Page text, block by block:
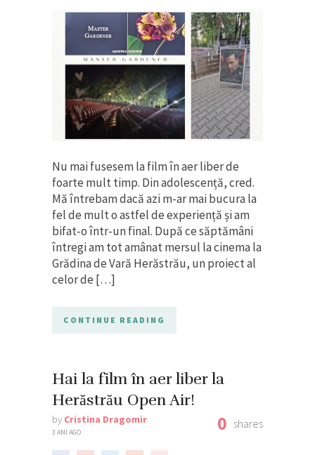
Nu mai fusesem la film în aer liber de
foarte mult timp. Din adolescență, cred.
Mă întrebam dacă azi m-ar mai bucura la
fel de mult o astfel de experiență și am
bifat-o într-un final. După ce săptămâni
întregi am tot amânat mersul la cinema la
Grădina de Vară Herăstrău, un proiect al
celor de […]
CONTINUE READING
Hai la film în aer liber la
Herăstrău Open Air!
by Cristina Dragomir
3 ANI AGO 0 shares